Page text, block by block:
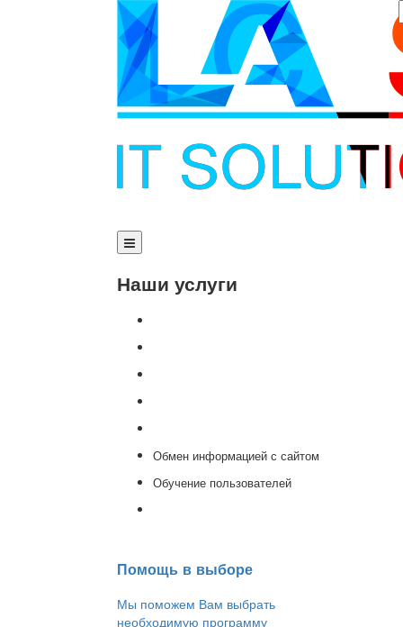
Наши услуги
Обмен информацией с сайтом
Обучение пользователей
Помощь в выборе
Мы поможем Вам выбрать
необходимую программу